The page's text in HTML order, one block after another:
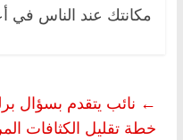
مكانتك عند الناس في
← نائب يتقدم بسؤال
خطة تقليل الكثافات